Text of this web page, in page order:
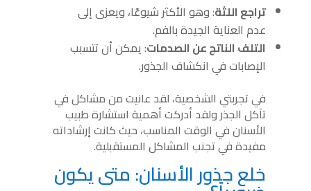
تراجع اللثة: وهو الأكثر شيوعًا، ويعزى إلى
عدم العناية الجيدة بالفم.
التلف الناتج عن الصدمات: يمكن أن تتسبب
الإصابات في انكشاف الجذور.
في تجربتي الشخصية، لقد عانيت من مشاكل في
تآكل الجذر ولقد أدركت أهمية استشارة طبيب
الأسنان في الوقت المناسب، حيث كانت إرشاداته
مفيدة في تجنب المشاكل المستقبلية.
خلع جذور الأسنان: متى يكون